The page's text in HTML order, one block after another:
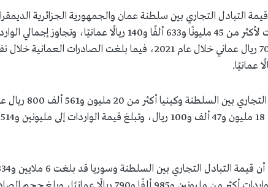
التبادل التجاري بين سلطنة عمان والجمهورية الجزائرية
خلال عام 2021 قد وصلت لأكثر من 45 مليونًا و633 ألفًا و140 ريالًا عمانيًا،
فيما بلغت قيمة التبادل